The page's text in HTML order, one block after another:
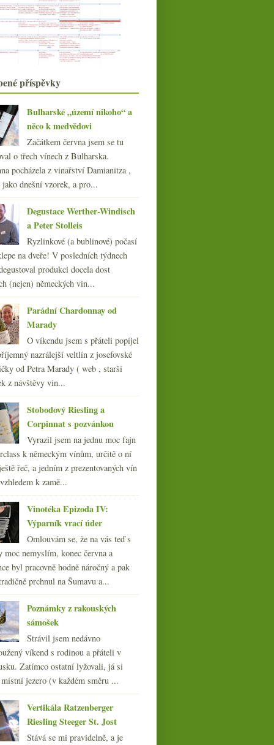
Amontillado Escuadrilla
Degustace a ochutnávkové sety
sherry
Parádní Müller-Thurgau a slušný
Juhfark
Spotřeba vína , vinné expozice,
Querbach a Riesling se svérázným
přístupem
Ryzlink! Chutné kousky z Pfalze a
Weinviertelu
dubna(19)
března (22)
února(15)
ledna(21)
(239)
(239)
(238)
(240)
(240)
(250)
(251)
(254)
(249)
(254)
(252)
(249)
(249)
(270)
(108)
příspěvky
Bulharské „území nikoho“ a
něco k medvědovi
Začátkem června jsem se tu
o třech vínech z Bulharska.
pocházela z vinařství Damianitza ,
jako dnešní vzorek, a pro...
Degustace Werther-Windisch
a Peter Stolleis
Ryzlinkové (a bublinové) počasí
na dveře! V posledních týdnech
produkci docela dost
(nejen) německých vin...
Parádní Chardonnay od
Marady
O víkendu jsem s přáteli popíjel
nazrálejší veltlín z josefovské
od Petra Marady ( web , starší
z návštěvy vin...
Stobodový Riesling a
Corpinnat s pozvánkou
Vyrazil jsem na jednu moc fajn
k německým vínům, určitě o ní
řeč, a jedním z prezentovaných vín
k zamě...
Vinotéka Epizoda IV:
Výparník vrací úder
Omlouvám se, že na vás teď s
moc nemyslím, konec června a
byl pracovně hodně náročný a pak
prchnul na Šumavu a...
Poznámky z rakouských
sámošek
Strávil jsem nedávno
víkend s rodinou a přáteli v
Zatímco ostatní lyžovali, já si
jezero (v každém směru ...
Vertikála Ratzenberger
Riesling Steeger St. Jost
Stává se mi pravidelně, a je